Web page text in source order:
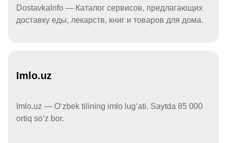
DostavkaInfo — Каталог сервисов, предлагающих
доставку еды, лекарств, книг и товаров для дома.
Imlo.uz
Imlo.uz — Oʻzbek tilining imlo lugʻati. Saytda 85 000
ortiq soʻz bor.